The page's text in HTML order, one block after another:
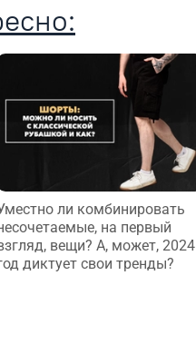
ли комбинировать
на первый
вещи? А, может, 2024
диктует свои тренды?